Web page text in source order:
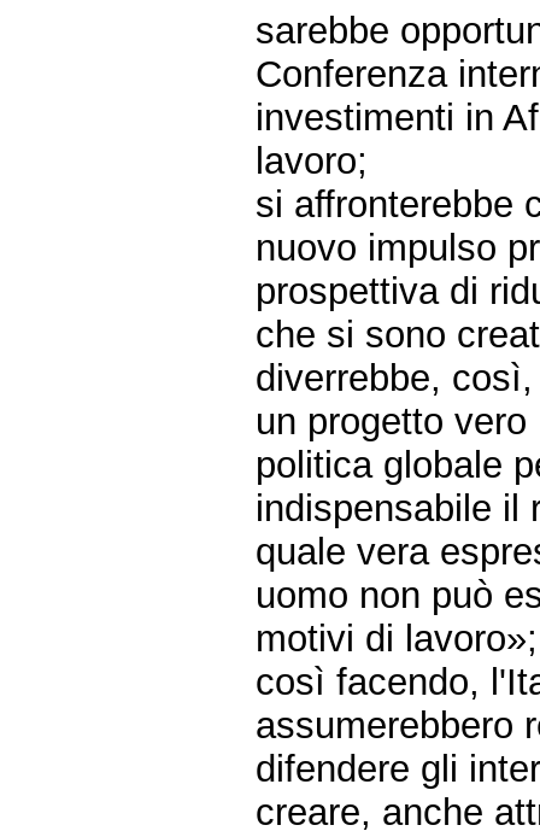
sarebbe
Conferenza
investimenti in
lavoro;
si affronterebbe
nuovo impulso
prospettiva di
che si sono
diverrebbe,
un progetto
politica globale
indispensabile il
quale vera
uomo non può
motivi di lavoro»;
così facendo,
assumerebbero
difendere gli
creare, anche